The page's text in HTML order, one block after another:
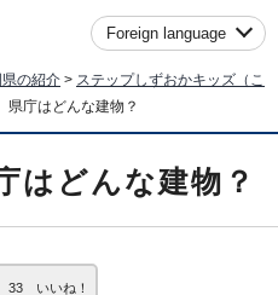
Foreign language
の紹介 > ステップしずおかキッズ（こ
庁はどんな建物？
どんな建物？
33 いいね！